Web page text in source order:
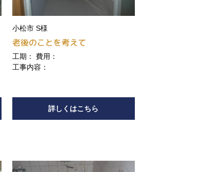
小松市 S様
老後のことを考えて
工期： 費用：
工事内容：
詳しくはこちら